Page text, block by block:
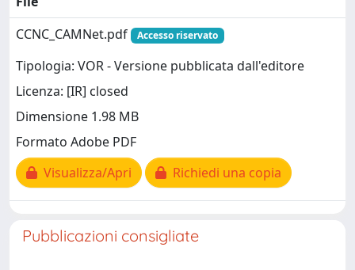
CCNC_CAMNet.pdf
Accesso riservato
Tipologia: VOR - Versione pubblicata dall'editore
Licenza: [IR] closed
Dimensione 1.98 MB
Formato Adobe PDF
Visualizza/Apri
Richiedi una copia
Pubblicazioni consigliate